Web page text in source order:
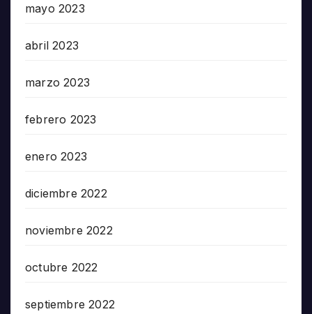
mayo 2023
abril 2023
marzo 2023
febrero 2023
enero 2023
diciembre 2022
noviembre 2022
octubre 2022
septiembre 2022